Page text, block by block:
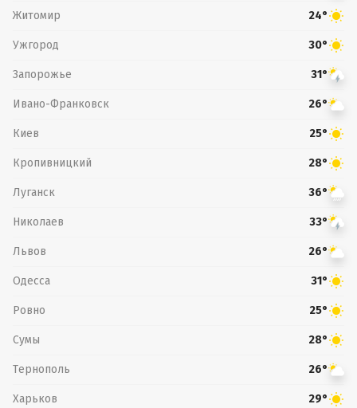
Житомир 24°
Ужгород 30°
Запорожье 31°
Ивано-Франковск 26°
Киев 25°
Кропивницкий 28°
Луганск 36°
Николаев 33°
Львов 26°
Одесса 31°
Ровно 25°
Сумы 28°
Тернополь 26°
Харьков 29°